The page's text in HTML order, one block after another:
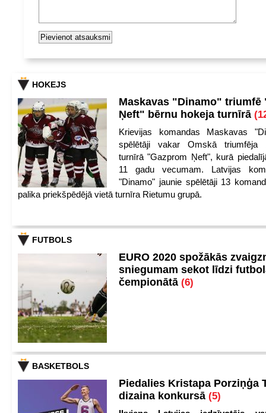
HOKEJS
Maskavas "Dinamo" triumfē
Ņeft" bērnu hokeja turnīrā
Krievijas komandas Maskavas
spēlētāji vakar Omskā triumfēja
turnīrā "Gazprom Ņeft", kurā
11 gadu vecumam. Latvijas
"Dinamo" jaunie spēlētāji 13
palika priekšpēdējā vietā turnīra Rietumu grupā.
FUTBOLS
EURO 2020 spožākās
sniegumam sekot līdzi
čempionātā (6)
BASKETBOLS
Piedalies Kristapa Porziņģa
dizaina konkursā (5)